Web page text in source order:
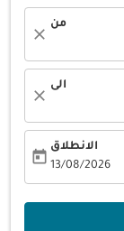
من
close
الى
close
الانطلاق
13/08/2026
today